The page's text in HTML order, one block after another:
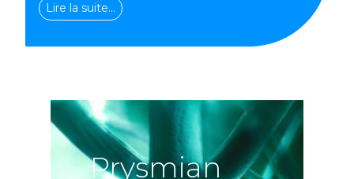
Lire la suite…
Prysmian